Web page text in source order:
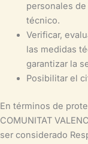
personales
técnico.
Verificar,
las medidas
garantizar la
Posibilitar el
En términos de
COMUNITAT
ser considerado